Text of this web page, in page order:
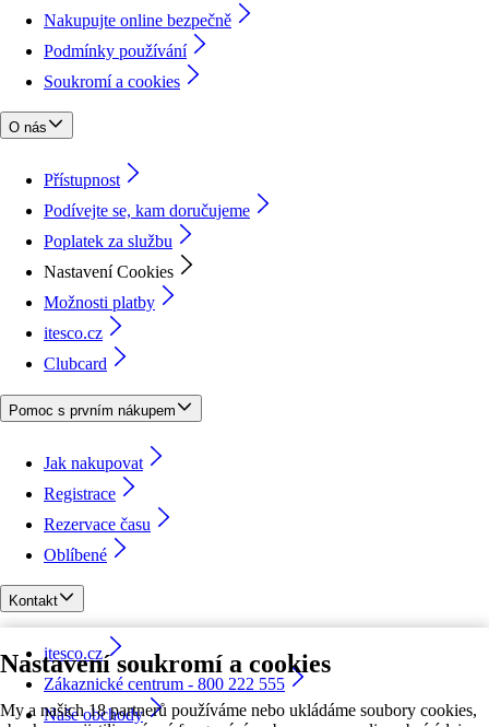
Nastavení soukromí a cookies
My a našich 18 partnerů používáme nebo ukládáme soubory cookies,
Nakupujte online bezpečně
Podmínky používání
Soukromí a cookies
O nás
Přístupnost
Podívejte se, kam doručujeme
Poplatek za službu
Nastavení Cookies
Možnosti platby
itesco.cz
Clubcard
Pomoc s prvním nákupem
Jak nakupovat
Registrace
Rezervace času
Oblíbené
Kontakt
itesco.cz
Zákaznické centrum - 800 222 555
Naše obchody